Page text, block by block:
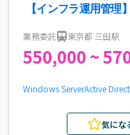
【インフラ運用管
業務委託 東京都 三田駅
550,000 ~
Windows ServerActive
気にな